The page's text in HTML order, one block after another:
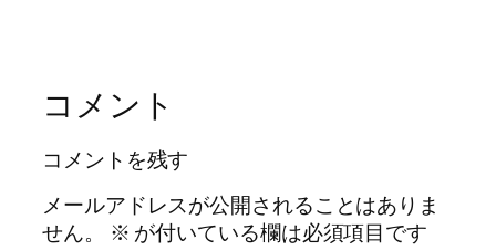
コメント
コメントを残す
メールアドレスが公開されることはありま
せん。
※ が付いている欄は必須項目です